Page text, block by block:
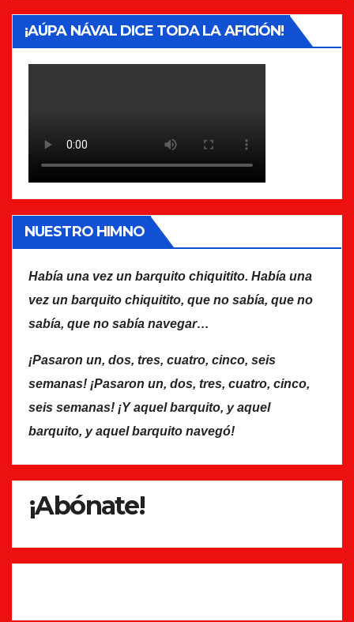
¡AÚPA NÁVAL DICE TODA LA AFICIÓN!
NUESTRO HIMNO
Había una vez un barquito chiquitito. Había una
vez un barquito chiquitito, que no sabía, que no
sabía, que no sabía navegar…
¡Pasaron un, dos, tres, cuatro, cinco, seis
semanas! ¡Pasaron un, dos, tres, cuatro, cinco,
seis semanas! ¡Y aquel barquito, y aquel
barquito, y aquel barquito navegó!
¡Abónate!